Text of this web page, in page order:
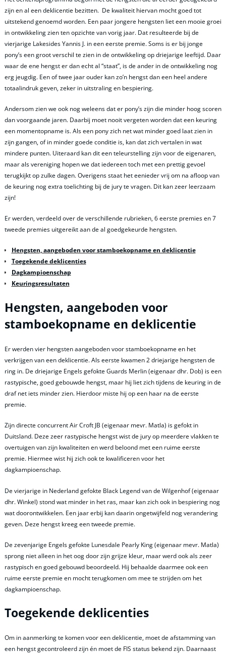
zijn en al een deklicentie bezitten. De kwaliteit hiervan mocht goed tot
uitstekend genoemd worden. Een paar jongere hengsten liet een mooie groei
in ontwikkeling zien ten opzichte van vorig jaar. Dat resulteerde bij de
vierjarige Lakesides Yannis J. in een eerste premie. Soms is er bij jonge
pony’s een groot verschil te zien in de ontwikkeling op driejarige leeftijd. Daar
waar de ene hengst er dan echt al “staat”, is de ander in de ontwikkeling nog
erg jeugdig. Een of twee jaar ouder kan zo’n hengst dan een heel andere
totaalindruk geven, zeker in uitstraling en bespiering.
Andersom zien we ook nog weleens dat er pony’s zijn die minder hoog scoren
dan voorgaande jaren. Daarbij moet nooit vergeten worden dat een keuring
een momentopname is. Als een pony zich net wat minder goed laat zien in
zijn gangen, of in minder goede conditie is, kan dat zich vertalen in wat
mindere punten. Uiteraard kan dit een teleurstelling zijn voor de eigenaren,
maar als vereniging hopen we dat iedereen toch met een prettig gevoel
terugkijkt op zulke dagen. Overigens staat het eenieder vrij om na afloop van
de keuring nog extra toelichting bij de jury te vragen. Dit kan zeer leerzaam
zijn!
Er werden, verdeeld over de verschillende rubrieken, 6 eerste premies en 7
tweede premies uitgereikt aan de al goedgekeurde hengsten.
Hengsten, aangeboden voor stamboekopname en deklicentie
Toegekende deklicenties
Dagkampioenschap
Keuringsresultaten
Hengsten, aangeboden voor
stamboekopname en deklicentie
Er werden vier hengsten aangeboden voor stamboekopname en het
verkrijgen van een deklicentie. Als eerste kwamen 2 driejarige hengsten de
ring in. De driejarige Engels gefokte Guards Merlin (eigenaar dhr. Dob) is een
rastypische, goed gebouwde hengst, maar hij liet zich tijdens de keuring in de
draf net iets minder zien. Hierdoor miste hij op een haar na de eerste
premie.
Zijn directe concurrent Air Croft JB (eigenaar mevr. Matla) is gefokt in
Duitsland. Deze zeer rastypische hengst wist de jury op meerdere vlakken te
overtuigen van zijn kwaliteiten en werd beloond met een ruime eerste
premie. Hiermee wist hij zich ook te kwalificeren voor het
dagkampioenschap.
De vierjarige in Nederland gefokte Black Legend van de Wilgenhof (eigenaar
dhr. Winkel) stond wat minder in het ras, maar kan zich ook in bespiering nog
wat doorontwikkelen. Een jaar erbij kan daarin ongetwijfeld nog verandering
geven. Deze hengst kreeg een tweede premie.
De zevenjarige Engels gefokte Lunesdale Pearly King (eigenaar mevr. Matla)
sprong niet alleen in het oog door zijn grijze kleur, maar werd ook als zeer
rastypisch en goed gebouwd beoordeeld. Hij behaalde daarmee ook een
ruime eerste premie en mocht terugkomen om mee te strijden om het
dagkampioenschap.
Toegekende deklicenties
Om in aanmerking te komen voor een deklicentie, moet de afstamming van
een hengst gecontroleerd zijn én moet de FIS status bekend zijn. Daarnaast